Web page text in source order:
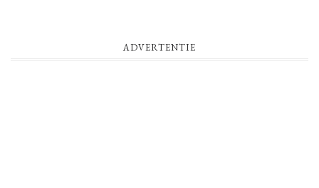
ADVERTENTIE